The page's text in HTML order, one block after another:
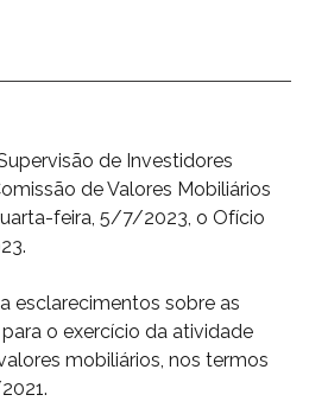
de Investidores
de Valores Mobiliários
feira, 5/7/2023, o Ofício
esclarecimentos sobre as
o exercício da atividade
mobiliários, nos termos